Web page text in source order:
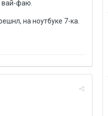
вай-фаю.
на ноутбуке 7-ка.